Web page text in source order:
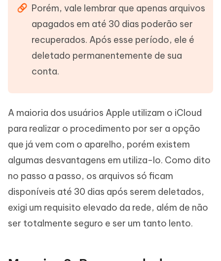
Porém, vale lembrar que apenas arquivos
apagados em até 30 dias poderão ser
recuperados. Após esse período, ele é
deletado permanentemente de sua
conta.
A maioria dos usuários Apple utilizam o iCloud
para realizar o procedimento por ser a opção
que já vem com o aparelho, porém existem
algumas desvantagens em utiliza-lo. Como dito
no passo a passo, os arquivos só ficam
disponíveis até 30 dias após serem deletados,
exigi um requisito elevado da rede, além de não
ser totalmente seguro e ser um tanto lento.